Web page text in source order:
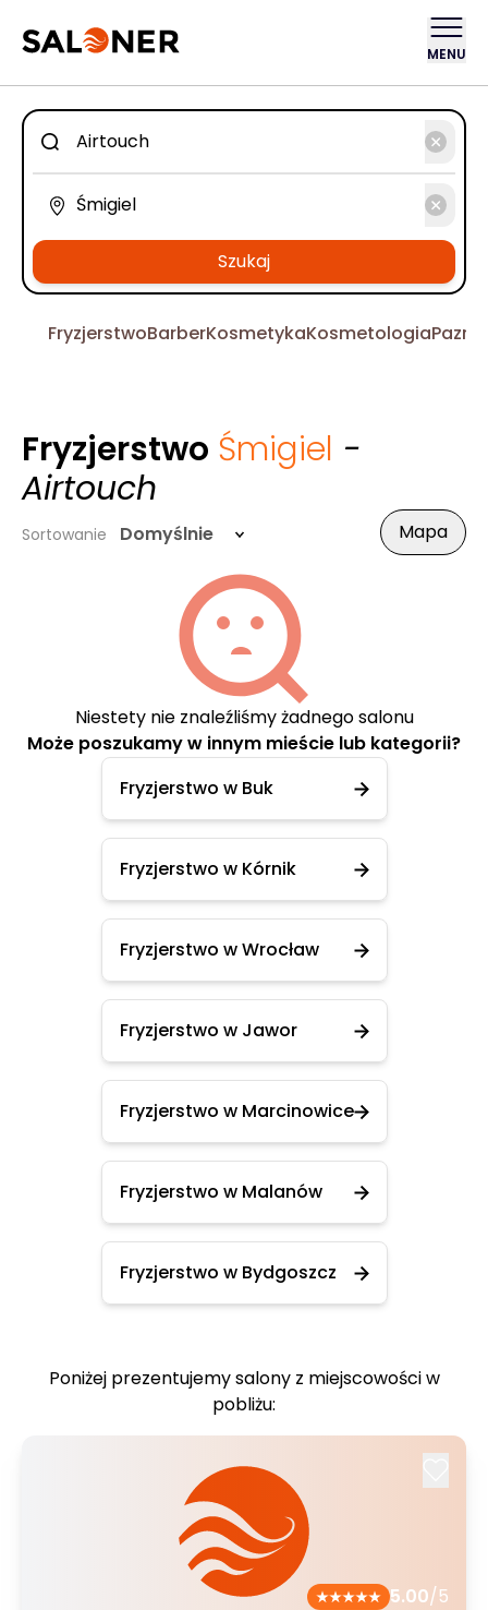
MENU
Szukaj
FryzjerstwoBarberKosmetykaKosmetologia
Fryzjerstwo Śmigiel -
Airtouch
Sortowanie Domyślnie Mapa
Niestety nie znaleźliśmy żadnego salonu
Może poszukamy w innym mieście lub kategorii?
Fryzjerstwo w Buk
Fryzjerstwo w Kórnik
Fryzjerstwo w Wrocław
Fryzjerstwo w Jawor
Fryzjerstwo w Marcinowice
Fryzjerstwo w Malanów
Fryzjerstwo w Bydgoszcz
Poniżej prezentujemy salony z miejscowości w
pobliżu:
5.00/5